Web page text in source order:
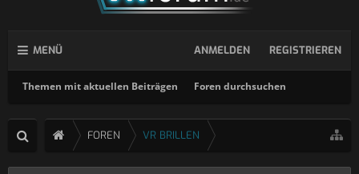
MENÜ
Themen mit aktuellen Beiträgen Foren durchsuchen
ANMELDEN REGISTRIEREN
FOREN VR BRILLEN